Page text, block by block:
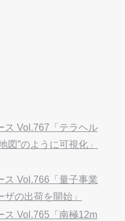
ス Vol.767「テラヘル
図”のように可視化」
ス Vol.766「量子事業
の出荷を開始」
ス Vol.765「南極12m